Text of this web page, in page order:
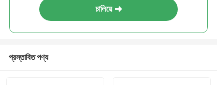
চালিয়ে
প্রস্তাবিত পণ্য